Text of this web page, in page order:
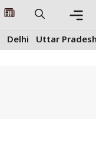
Delhi Uttar